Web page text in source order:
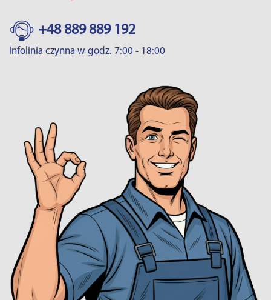
+48 889 889 192
Infolinia czynna w godz. 7:00 - 18:00